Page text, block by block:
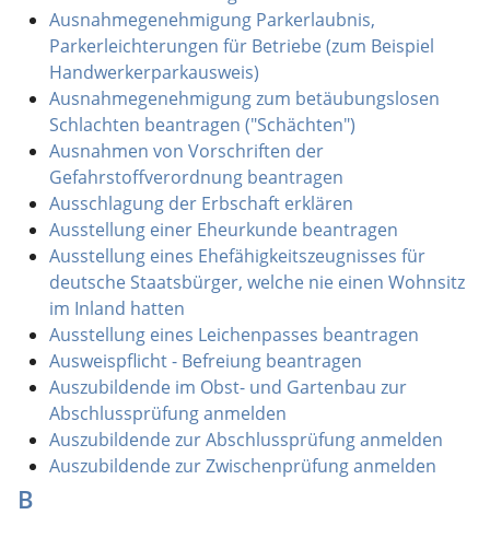
Ausnahmegenehmigung Parkerlaubnis,
Parkerleichterungen für Betriebe (zum Beispiel
Handwerkerparkausweis)
Ausnahmegenehmigung zum betäubungslosen
Schlachten beantragen ("Schächten")
Ausnahmen von Vorschriften der
Gefahrstoffverordnung beantragen
Ausschlagung der Erbschaft erklären
Ausstellung einer Eheurkunde beantragen
Ausstellung eines Ehefähigkeitszeugnisses für
deutsche Staatsbürger, welche nie einen Wohnsitz
im Inland hatten
Ausstellung eines Leichenpasses beantragen
Ausweispflicht - Befreiung beantragen
Auszubildende im Obst- und Gartenbau zur
Abschlussprüfung anmelden
Auszubildende zur Abschlussprüfung anmelden
Auszubildende zur Zwischenprüfung anmelden
B